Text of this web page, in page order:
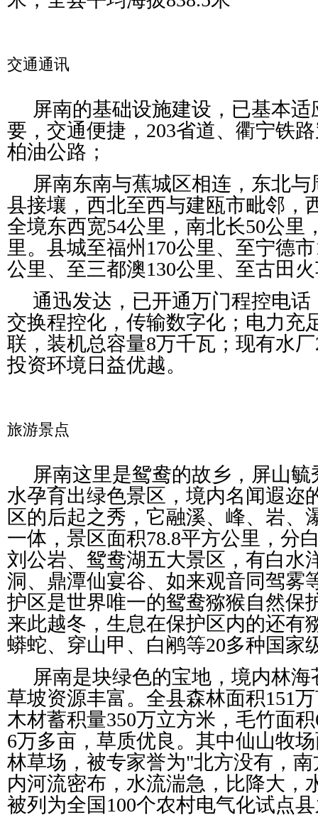
交通通讯
屏南的基础设施建设，已基本
要，交通便捷，203省道、衢宁铁
柏油公路；
屏南东南与蕉城区相连，东北
县接壤，西北至西与建瓯市毗邻，
全境东西宽54公里，南北长50公里
里。县城至福州170公里、至宁德
公里、至三都澳130公里、至古田
通迅发达，已开通万门程控电
交换程控化，传输数字化；电力充
联，装机总容量8万千瓦；现有水
投资环境日益优越。
旅游景点
屏南这里是鸳鸯的故乡，屏山
水孕育出绿色景区，境内名闻遐迩
区的后起之秀，它融溪、峰、岩、
一体，景区面积78.8平方公里，分
刘公岩、鸳鸯湖五大景区，有白水
洞、鼎潭仙宴谷、如来观音同驾雾
护区是世界唯一的鸳鸯猕猴自然保
来此越冬，生息在保护区内的还有
蟒蛇、穿山甲、白鹇等20多种国家
屏南是块绿色的宝地，境内林
草坡资源丰富。全县森林面积151
木材蓄积量350万立方米，毛竹面
6万多亩，草质优良。其中仙山牧
林草场，被专家誉为"北方没有，
内河流密布，水流湍急，比降大，
被列为全国100个农村电气化试点